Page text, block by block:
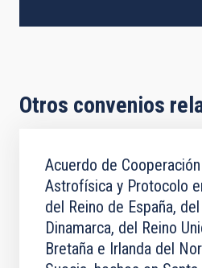
Otros convenios
Acuerdo de
Astrofísica y Protocolo
del Reino de España,
Dinamarca, del Reino
Bretaña e Irlanda del